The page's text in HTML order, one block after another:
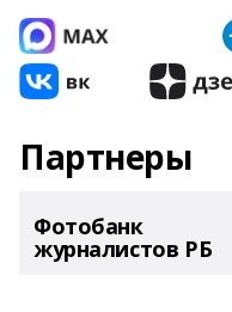
Партнеры
Фотобанк
журналистов РБ